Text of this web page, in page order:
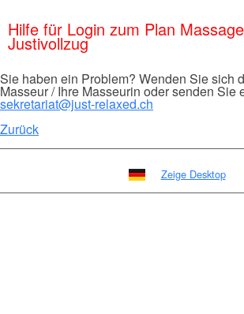
Hilfe für Login zum Plan
Justivollzug
Sie haben ein Problem? Wenden Sie sich
Masseur / Ihre Masseurin oder senden Sie
sekretariat@just-relaxed.ch
Zurück
Zeige Desktop